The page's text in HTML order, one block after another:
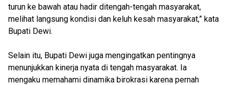
turun ke bawah atau hadir ditengah-tengah masyarakat,
melihat langsung kondisi dan keluh kesah masyarakat,” kata
Bupati Dewi.
Selain itu, Bupati Dewi juga mengingatkan pentingnya
menunjukkan kinerja nyata di tengah masyarakat. Ia
mengaku memahami dinamika birokrasi karena pernah